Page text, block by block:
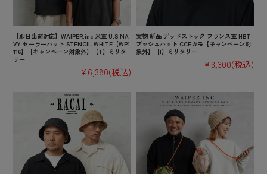
【即日出荷対応】WAIPER.inc 米軍 U.S.NA
VY セーラーハット STENCIL WHITE【WP1
116】【キャンペーン対象外】【T】ミリタ
リー
¥6,380(税込)
実物 新品 デッドストック フランス軍 HBT
ブッシュハット CCEカモ【キャンペーン対
象外】【I】ミリタリー
¥3,300(税込)